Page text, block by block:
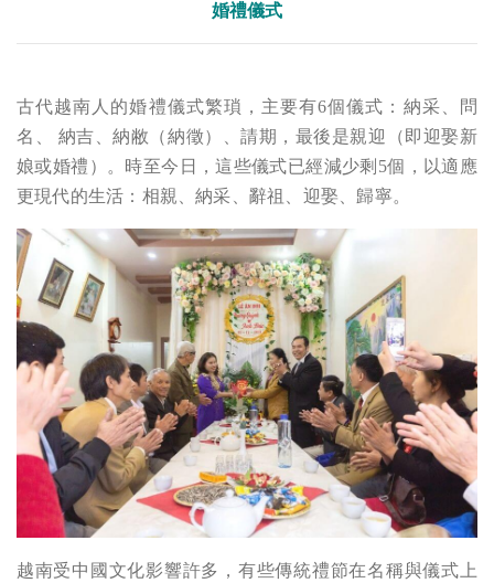
婚禮儀式
古代越南人的婚禮儀式繁瑣，主要有6個儀式：納采、問
名、 納吉、納敝（納徵）、請期，最後是親迎（即迎娶新
娘或婚禮）。 時至今日，這些儀式已經減少剩5個，以適應
更現代的生活：相親、納采、辭祖、迎娶、歸寧。
越南受中國文化影響許多，有些傳統禮節在名稱與儀式上